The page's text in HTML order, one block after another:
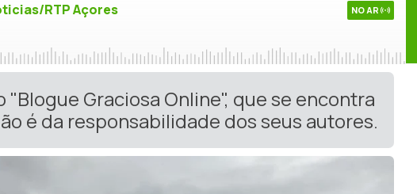
RTP Açores NO AR
Graciosa Online", que se encontra
é da responsabilidade dos seus autores.